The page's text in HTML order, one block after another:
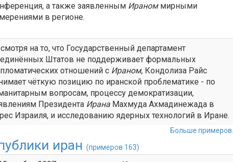
а также заявленным Ираноммирными
в регионе.
на то, что Государственный департамент
Штатов не поддерживает формальных
отношений с Ираном, Кондолиза Райс
чёткую позицию по иранской проблематике - по
вопросам, процессу демократизации,
Президента Ирана Махмуда Ахмадинежада в
Израиля, и исследованию ядерных технологий в Иране.
Больше примеров...
иран(примеров 163)